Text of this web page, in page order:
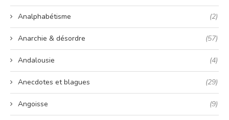
Analphabétisme (2)
Anarchie & désordre (57)
Andalousie (4)
Anecdotes et blagues (29)
Angoisse (9)